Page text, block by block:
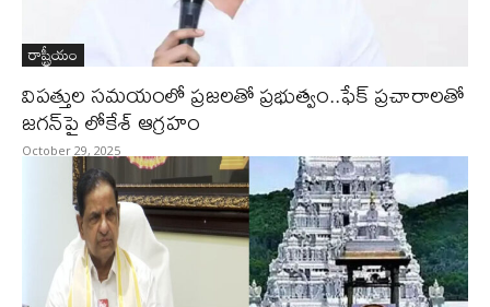
రాష్ట్రీయం
విపత్తుల సమయంలో ప్రజలతో ప్రభుత్వం..ఫేక్‌ ప్రచారాలతో
జగన్‌పై లోకేశ్ ఆగ్రహం
October 29, 2025